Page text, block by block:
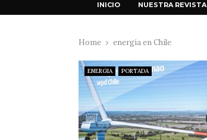
INICIO NUESTRA REVISTA
Home energía en Chile
ENERGIA PORTADA